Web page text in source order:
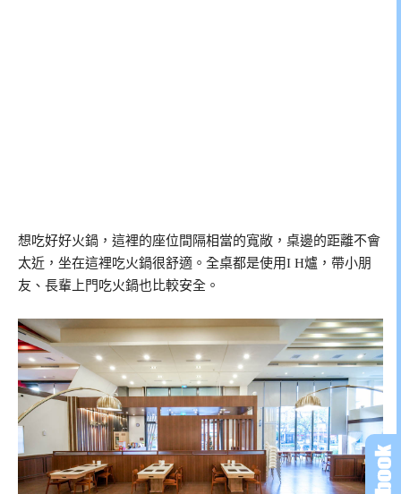
想吃好好火鍋，這裡的座位間隔相當的寬敞，桌邊的距離不會
太近，坐在這裡吃火鍋很舒適。全桌都是使用I H爐，帶小朋
友、長輩上門吃火鍋也比較安全。